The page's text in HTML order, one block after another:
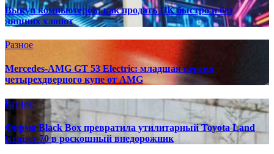
Выкуп компьютеров: как продать ПК быстро и без
лишних хлопот
Разное
Mercedes-AMG GT 53 Electric: младшая версия
четырехдверного купе от AMG
Разное
Фирма Black Box превратила утилитарный Toyota Land
Cruiser 70 в роскошный внедорожник